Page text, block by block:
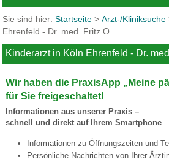
Sie sind hier:Startseite >Arzt-/Kliniksuche
Ehrenfeld - Dr. med. Fritz O...
Kinderarzt in Köln Ehrenfeld - Dr.
Wir haben die PraxisApp „Meine
für Sie freigeschaltet!
Informationen aus unserer Praxis –
schnell und direkt auf Ihrem Smartphone
Informationen zu Öffnungszeiten und
Persönliche Nachrichten von Ihrer